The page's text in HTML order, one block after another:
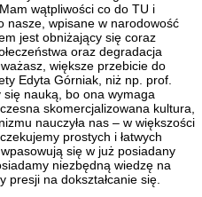
wątpliwości co do TU i
nasze, wpisane w narodowość
jest obniżający się coraz
oraz degradacja
większe przebicie do
Edyta Górniak, niż np. prof.
nauką, bo ona wymaga
skomercjalizowana kultura,
nauczyła nas – w większości
prostych i łatwych
się w już posiadany
niezbędną wiedzę na
presji na dokształcanie się.